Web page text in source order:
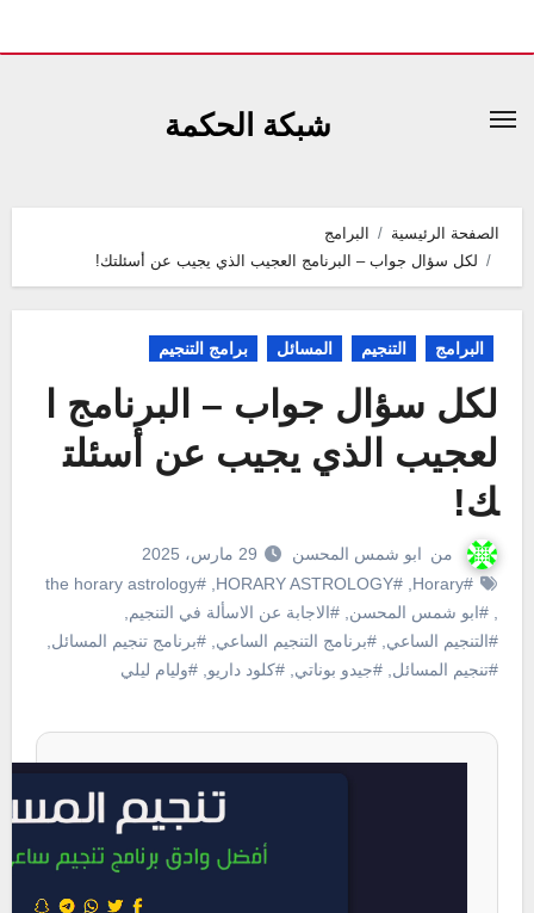
شبكة الحكمة
الصفحة الرئيسية
البرامج
لكل سؤال جواب – البرنامج العجيب الذي يجيب عن أسئلتك!
البرامج التنجيم المسائل برامج التنجيم
لكل سؤال جواب – البرنامج ا
لعجيب الذي يجيب عن أسئلت
ك!
من ابو شمس المحسن
29 مارس، 2025
#Horary
,
#HORARY ASTROLOGY
,
#the horary astrology
, #ابو شمس المحسن, #الاجابة عن الاسألة في التنجيم,
#التنجيم الساعي, #برنامج التنجيم الساعي, #برنامج تنجيم المسائل,
#تنجيم المسائل, #جيدو بوناتي, #كلود داريو, #وليام ليلي